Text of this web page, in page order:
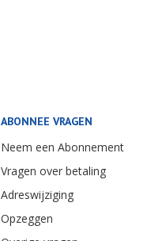
ABONNEE VRAGEN
Neem een Abonnement
Vragen over betaling
Adreswijziging
Opzeggen